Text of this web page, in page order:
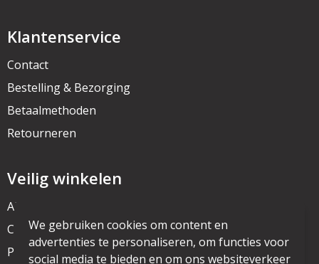
Klantenservice
Contact
Bestelling & Bezorging
Betaalmethoden
Retourneren
Veilig winkelen
Algemene voorwaarden
Cookieverklaring
Privacyverklaring
We gebruiken cookies om content en
advertenties te personaliseren, om functies voor
social media te bieden en om ons websiteverkeer